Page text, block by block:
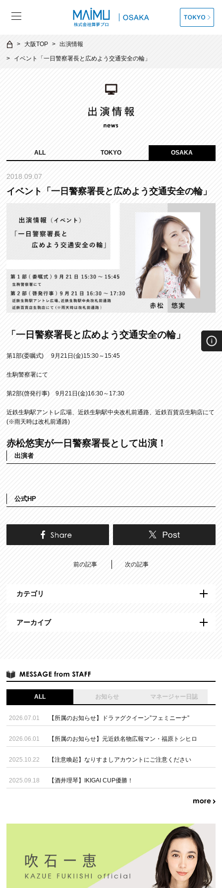
大阪TOP 出演情報
イベント「一日警察署長と広めよう交通安全の輪」
ALL TOKYO OSAKA
2018.09.07
イベント「一日警察署長と広めよう交通安全の輪」
「一日警察署長と広めよう交通安全の輪」
第1部(委嘱式) 9月21日(金)15:30～15:45
生駒警察署にて
第2部(啓発行事) 9月21日(金)16:30～17:30
近鉄生駒駅アントレ広場、近鉄生駒駅中央改札前通路、近鉄百貨店生駒店にて
(※雨天時は改札前通路)
赤松悠実が一日警察署長として出演！
出演者
公式HP
前の記事 次の記事
カテゴリ
アーカイブ
ALL お知らせ マネージャー日誌
2026.07.01 【所属のお知らせ】ドラァグクイーン”フェミニーナ”
2026.06.01 【所属のお知らせ】元近鉄名物広報マン・福原トシヒロ
2025.10.22 【注意喚起】なりすましアカウントにご注意ください
2025.09.18 【酒井理琴】IKIGAI CUP優勝！